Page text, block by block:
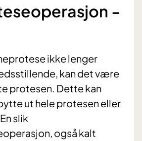
-
ikke lenger
kan det være
protesen. Dette kan
ut hele protesen eller
slik
også kalt